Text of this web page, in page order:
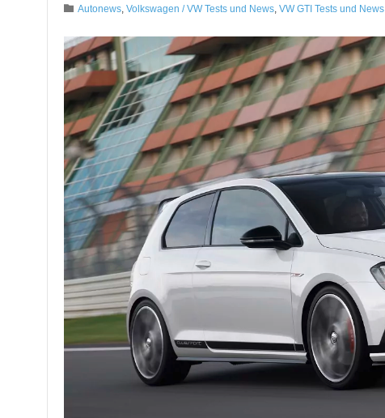
Autonews, Volkswagen / VW Tests und News, VW GTI Tests und News